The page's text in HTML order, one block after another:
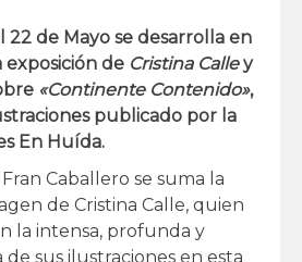
22 de Mayo se desarrolla en
de Cristina Calley
«Continente Contenido»,
publicado por la
En Huída.
Caballero se suma la
de Cristina Calle, quien
la intensa, profunda y
sus ilustraciones en esta